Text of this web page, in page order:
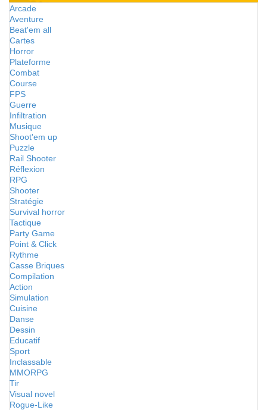
Arcade
Aventure
Beat'em all
Cartes
Horror
Plateforme
Combat
Course
FPS
Guerre
Infiltration
Musique
Shoot'em up
Puzzle
Rail Shooter
Réflexion
RPG
Shooter
Stratégie
Survival horror
Tactique
Party Game
Point & Click
Rythme
Casse Briques
Compilation
Action
Simulation
Cuisine
Danse
Dessin
Educatif
Sport
Inclassable
MMORPG
Tir
Visual novel
Rogue-Like